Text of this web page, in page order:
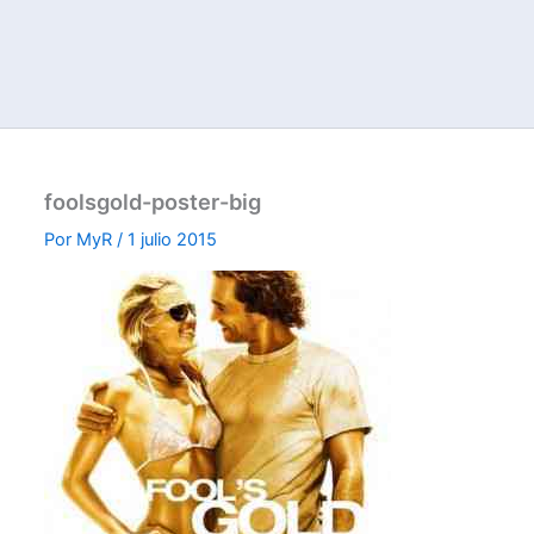
foolsgold-poster-big
Por MyR/1 julio 2015